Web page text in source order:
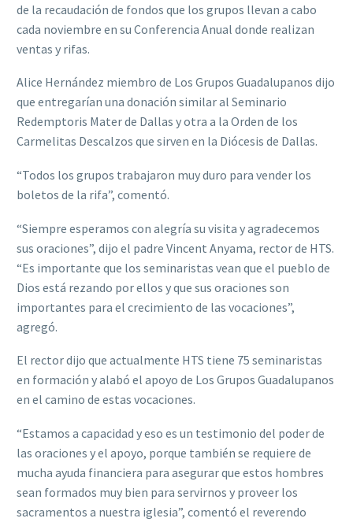
de la recaudación de fondos que los grupos llevan a cabo
cada noviembre en su Conferencia Anual donde realizan
ventas y rifas.
Alice Hernández miembro de Los Grupos Guadalupanos dijo
que entregarían una donación similar al Seminario
Redemptoris Mater de Dallas y otra a la Orden de los
Carmelitas Descalzos que sirven en la Diócesis de Dallas.
“Todos los grupos trabajaron muy duro para vender los
boletos de la rifa”, comentó.
“Siempre esperamos con alegría su visita y agradecemos
sus oraciones”, dijo el padre Vincent Anyama, rector de HTS.
“Es importante que los seminaristas vean que el pueblo de
Dios está rezando por ellos y que sus oraciones son
importantes para el crecimiento de las vocaciones”,
agregó.
El rector dijo que actualmente HTS tiene 75 seminaristas
en formación y alabó el apoyo de Los Grupos Guadalupanos
en el camino de estas vocaciones.
“Estamos a capacidad y eso es un testimonio del poder de
las oraciones y el apoyo, porque también se requiere de
mucha ayuda financiera para asegurar que estos hombres
sean formados muy bien para servirnos y proveer los
sacramentos a nuestra iglesia”, comentó el reverendo